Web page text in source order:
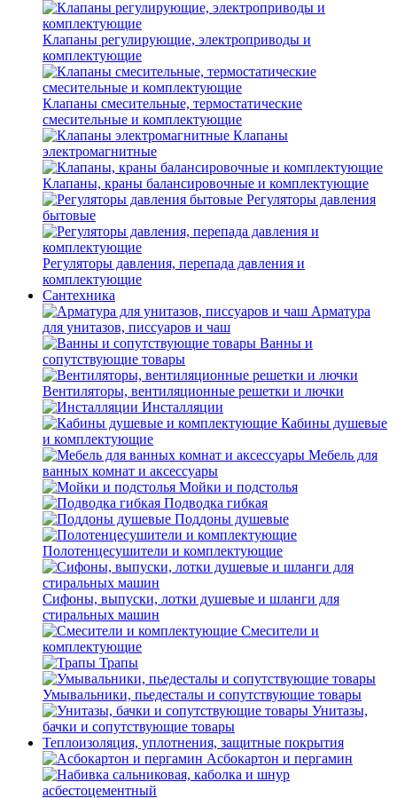
Клапаны регулирующие, электроприводы и
комплектующие
Клапаны смесительные, термостатические
смесительные и комплектующие
Клапаны
электромагнитные
Клапаны, краны балансировочные и комплектующие
Регуляторы давления
бытовые
Регуляторы давления, перепада давления и
комплектующие
Сантехника
Арматура
для унитазов, писсуаров и чаш
Ванны и
сопутствующие товары
Вентиляторы, вентиляционные решетки и лючки
Инсталляции
Кабины душевые
и комплектующие
Мебель для
ванных комнат и аксессуары
Мойки и подстолья
Подводка гибкая
Поддоны душевые
Полотенцесушители и комплектующие
Сифоны, выпуски, лотки душевые и шланги для
стиральных машин
Смесители и
комплектующие
Трапы
Умывальники, пьедесталы и сопутствующие товары
Унитазы,
бачки и сопутствующие товары
Теплоизоляция, уплотнения, защитные покрытия
Асбокартон и пергамин